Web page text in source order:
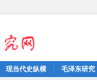
现当代史纵横 毛泽东研究